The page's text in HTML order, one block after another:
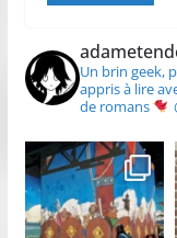
Un brin geek,
appris à lire
de romans